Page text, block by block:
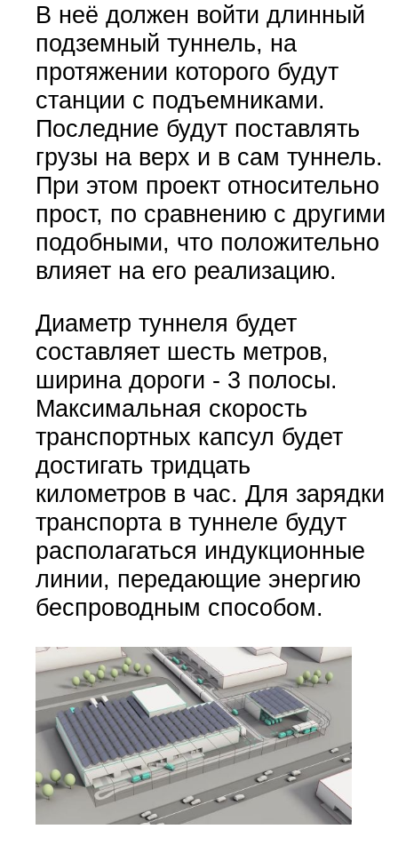
В неё должен войти длинный
подземный туннель, на
протяжении которого будут
станции с подъемниками.
Последние будут поставлять
грузы на верх и в сам туннель.
При этом проект относительно
прост, по сравнению с другими
подобными, что положительно
влияет на его реализацию.
Диаметр туннеля будет
составляет шесть метров,
ширина дороги - 3 полосы.
Максимальная скорость
транспортных капсул будет
достигать тридцать
километров в час. Для зарядки
транспорта в туннеле будут
располагаться индукционные
линии, передающие энергию
беспроводным способом.